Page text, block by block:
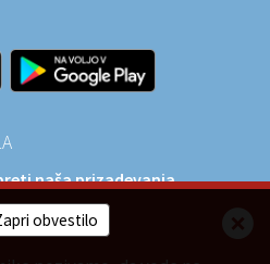
naša prizadevanja
obvestilo